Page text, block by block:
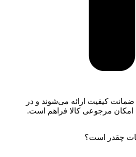
ضمانت کیفیت ارائه می‌شوند و در
امکان مرجوعی کالا فراهم است.
چقدر است؟